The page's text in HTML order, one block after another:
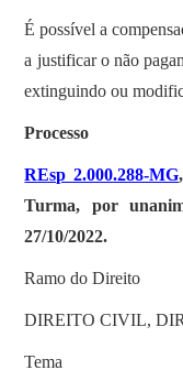
É possível a
a justificar o não
extinguindo ou
Processo
REsp 2.000.288-MG
Turma, por
27/10/2022.
Ramo do Direito
DIREITO CIVIL,
Tema